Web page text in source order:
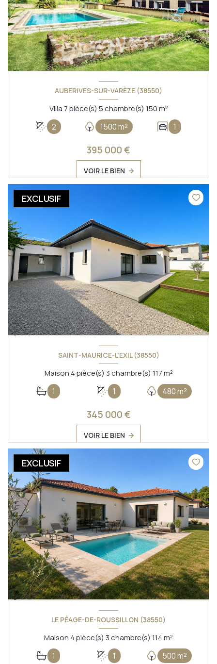
AUBERIVES-SUR-VARÈZE (38550)
Villa 7 pièce(s) 5 chambre(s) 150 m²
2 1500 m² 1
395 000 €
VOIR LE BIEN
EXCLUSIF
SAINT-MAURICE-L'EXIL (38550)
Maison 4 pièce(s) 3 chambre(s) 117 m²
1 1 480 m²
345 000 €
VOIR LE BIEN
EXCLUSIF
LE PÉAGE-DE-ROUSSILLON (38550)
Maison 4 pièce(s) 3 chambre(s) 114 m²
1 1 500 m²